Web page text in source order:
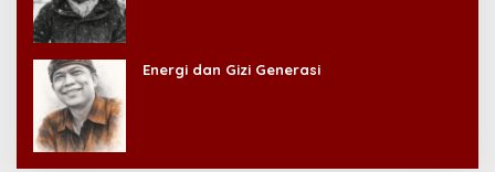
Energi dan Gizi Generasi